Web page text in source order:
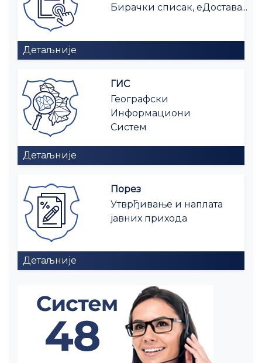
Бирачки списак, еДостава...
Детаљније
ГИС
Географски
Информациони
Систем
Детаљније
Порез
Утврђивање и наплата
јавних прихода
Детаљније